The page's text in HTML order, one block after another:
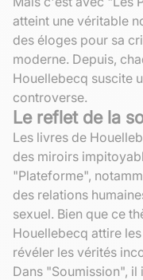
atteint une véritable
des éloges pour sa
moderne. Depuis,
Houellebecq suscite
controverse.
Le reflet de la
Les livres de
des miroirs
"Plateforme",
des relations
sexuel. Bien que ce
Houellebecq attire
révéler les vérités
Dans "Soumission", il